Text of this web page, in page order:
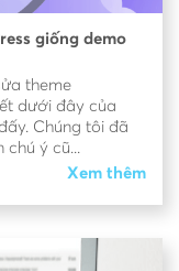
giống demo
theme
dưới đây của
Chúng tôi đã
ý cũ...
Xem thêm